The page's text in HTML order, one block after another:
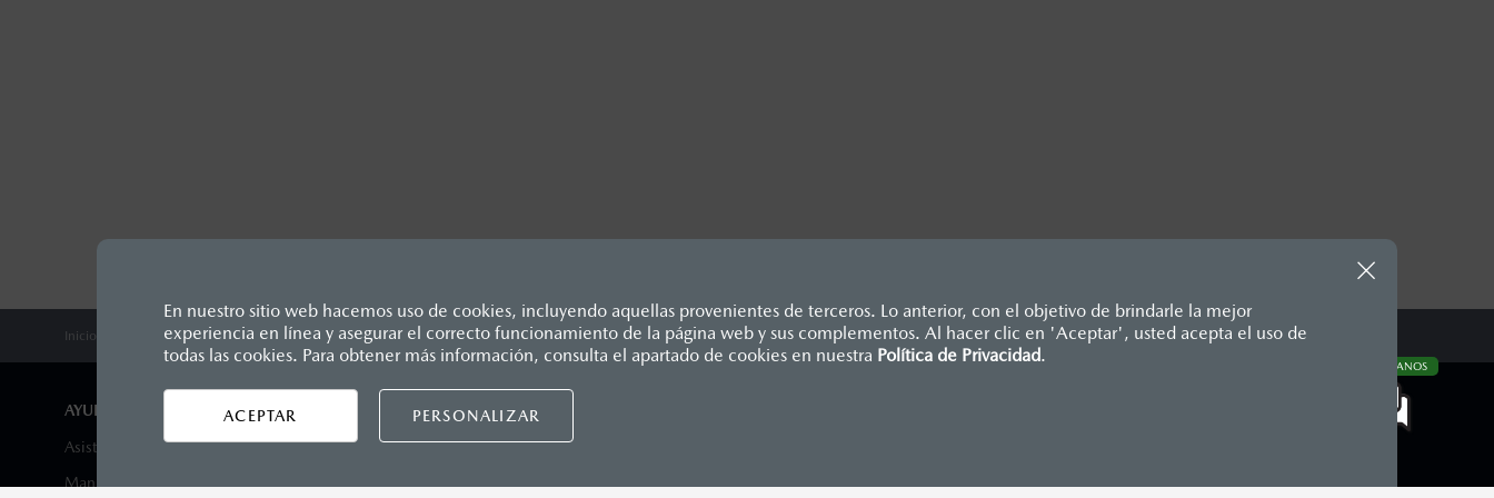
En nuestro sitio web hacemos uso de cookies, incluyendo aquellas provenientes de terceros. Lo anterior, con el objetivo de brindarle la mejor
experiencia en línea y asegurar el correcto funcionamiento de la página web y sus complementos. Al hacer clic en 'Aceptar', usted acepta el uso de
todas las cookies. Para obtener más información, consulta el apartado de cookies en nuestra Política de Privacidad.
ACEPTAR PERSONALIZAR
CONTÁCTANOS
Inicio Comunidad Mazda
AYUDA Y SOPORTE
Asistencia vial
Manuales del propietario
DISTRIBUIDORES MAZDA
Encuentra tu distribuidor
1
Los precios y especificaciones indicados en esta página son al menudeo, sugeridos por el fabricante, en moneda de los Estados
seguro y gastos administrativos. Mazda de México, se reserva el derecho de modificar las especificaciones y los precios de sus
productos, sin aviso previo al consumidor.